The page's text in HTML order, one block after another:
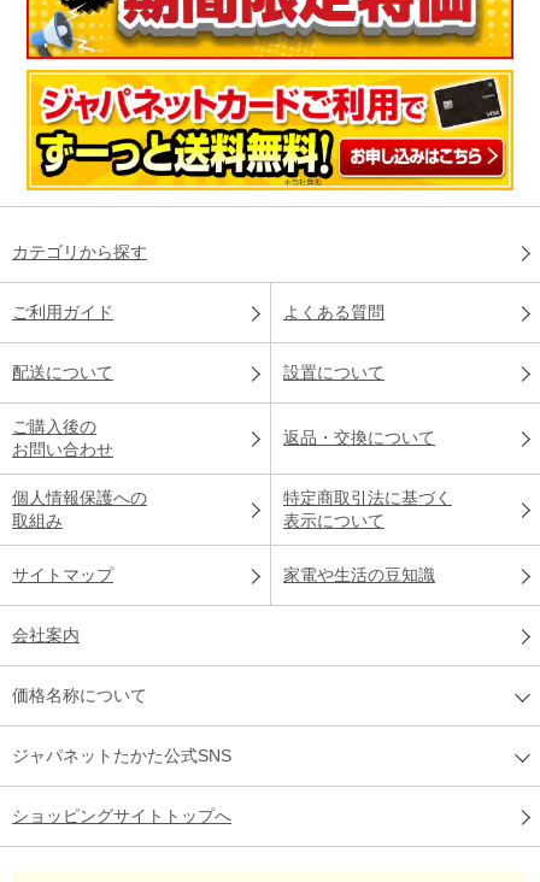
カテゴリから探す
ご利用ガイド よくある質問
配送について 設置について
ご購入後の
お問い合わせ
返品・交換について
個人情報保護への
取組み
特定商取引法に基づく
表示について
サイトマップ 家電や生活の豆知識
会社案内
価格名称について
ジャパネットたかた公式SNS
ショッピングサイトトップへ